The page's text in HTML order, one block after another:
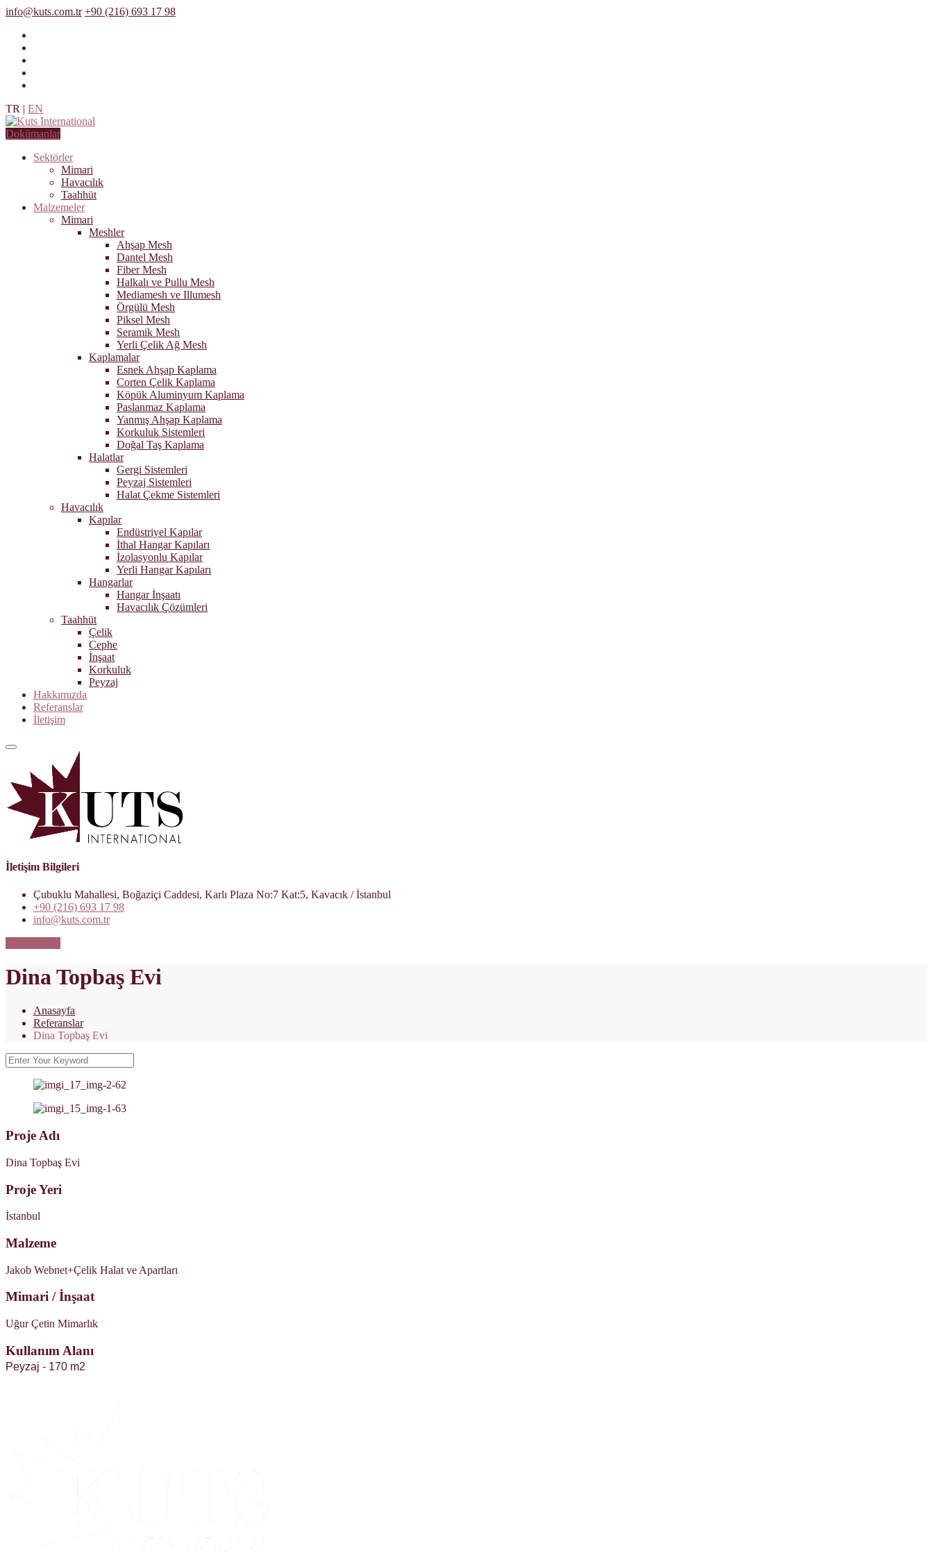
info@kuts.com.tr +90 (216) 693 17 98
TR | EN
Dokümanlar
Sektörler
Mimari
Havacılık
Taahhüt
Malzemeler
Mimari
Meshler
Ahşap Mesh
Dantel Mesh
Fiber Mesh
Halkalı ve Pullu Mesh
Mediamesh ve Illumesh
Örgülü Mesh
Piksel Mesh
Seramik Mesh
Yerli Çelik Ağ Mesh
Kaplamalar
Esnek Ahşap Kaplama
Corten Çelik Kaplama
Köpük Aluminyum Kaplama
Paslanmaz Kaplama
Yanmış Ahşap Kaplama
Korkuluk Sistemleri
Doğal Taş Kaplama
Halatlar
Gergi Sistemleri
Peyzaj Sistemleri
Halat Çekme Sistemleri
Havacılık
Kapılar
Endüstriyel Kapılar
İthal Hangar Kapıları
İzolasyonlu Kapılar
Yerli Hangar Kapıları
Hangarlar
Hangar İnşaatı
Havacılık Çözümleri
Taahhüt
Çelik
Cephe
İnşaat
Korkuluk
Peyzaj
Hakkımızda
Referanslar
İletişim
İletişim Bilgileri
Çubuklu Mahallesi, Boğaziçi Caddesi, Karlı Plaza No:7 Kat:5, Kavacık / İstanbul
+90 (216) 693 17 98
info@kuts.com.tr
Dina Topbaş Evi
Anasayfa
Referanslar
Dina Topbaş Evi
Proje Adı
Dina Topbaş Evi
Proje Yeri
İstanbul
Malzeme
Jakob Webnet+Çelik Halat ve Apartları
Mimari / İnşaat
Uğur Çetin Mimarlık
Kullanım Alanı
Peyzaj - 170 m2